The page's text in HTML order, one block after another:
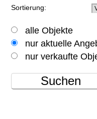
Sortierung:
alle Objekte
nur aktuelle
nur verkaufte
Suchen